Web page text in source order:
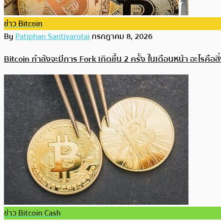
ข่าว Bitcoin
ByPatiphan Santivarotaiกรกฎาคม 8, 2026
Bitcoin กำลังจะมีการ Fork เกิดขึ้น 2 ครั้ง ในเดือนหน้า อะไรคื
ข่าว Bitcoin Cash